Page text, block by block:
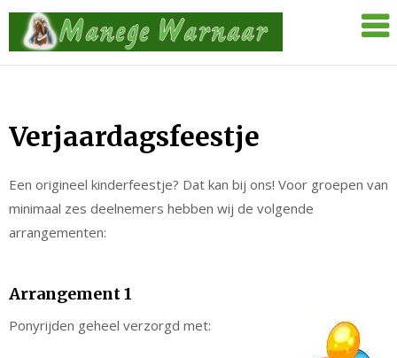
Skip
content
Manege
Verjaardagsfeestje
Een origineel kinderfeestje? Dat kan bij ons! Voor groepen van
minimaal zes deelnemers hebben wij de volgende
arrangementen:
Arrangement 1
Ponyrijden geheel verzorgd met: